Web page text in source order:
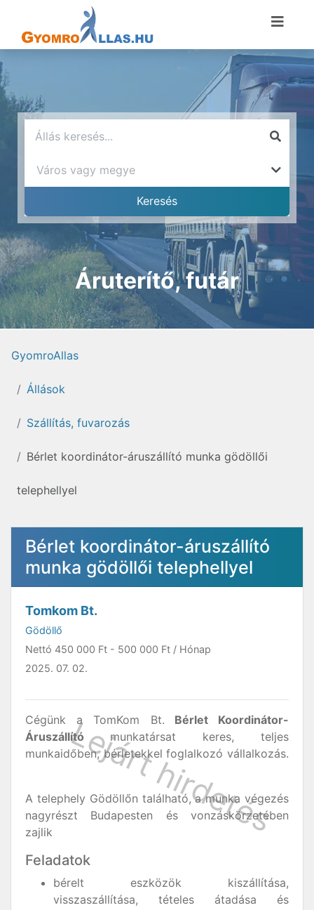
Áruterítő, futár
GyomroAllas
Állások
Szállítás, fuvarozás
Bérlet koordinátor-áruszállító munka gödöllői
telephellyel
Bérlet koordinátor-áruszállító
munka gödöllői telephellyel
Tomkom Bt.
Gödöllő
Nettó 450 000 Ft - 500 000 Ft / Hónap
2025. 07. 02.
Cégünk a TomKom Bt. Bérlet Koordinátor-
Áruszállító munkatársat keres, teljes
munkaidőben, bérletekkel foglalkozó vállalkozás.
A telephely Gödöllőn található, a munka végezés
nagyrészt Budapesten és vonzáskörzetében
zajlik
Feladatok
bérelt eszközök kiszállítása,
visszaszállítása, tételes átadása és